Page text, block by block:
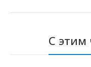
С этим